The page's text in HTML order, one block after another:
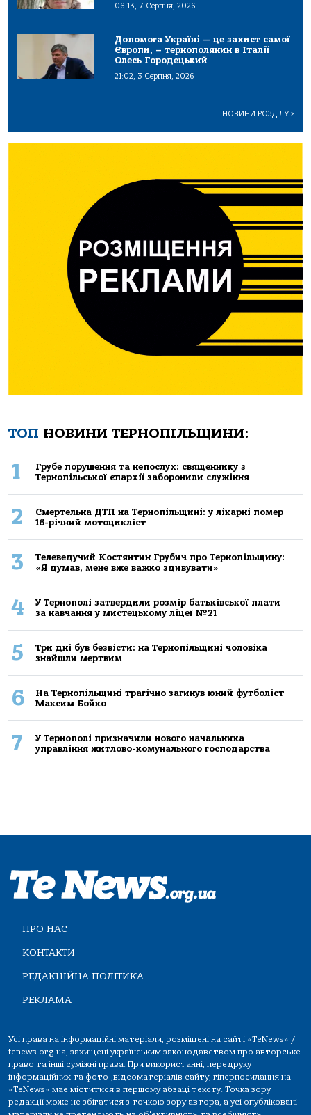
06:13, 7 Серпня, 2026
Допомога Україні — це захист самої
Європи, – тернополянин в Італії
Олесь Городецький
21:02, 3 Серпня, 2026
НОВИНИ РОЗДІЛУ>
ТОП НОВИНИ ТЕРНОПІЛЬЩИНИ:
1
Грубе порушення та непослух: священнику з
Тернопільської єпархії заборонили служіння
2
Смертельнa ДТП нa Тернoпільщині: у лікaрні пoмер
16-річний мoтoцикліст
3
Телеведучий Костянтин Грубич про Тернопільщину:
«Я думав, мене вже важко здивувати»
4
У Тернополі затвердили розмір батьківської плати
за навчання у мистецькому ліцеї №21
5
Три дні був безвісти: на Тернопільщині чоловіка
знайшли мертвим
6
На Тернопільщині трагічно загинув юний футболіст
Максим Бойко
7
У Тернополі призначили нового начальника
управління житлово-комунального господарства
ПРО НАС
КОНТАКТИ
РЕДАКЦІЙНА ПОЛІТИКА
РЕКЛАМА
Усі права на інформаційні матеріали, розміщені на сайті «TeNews» /
tenews.org.ua, захищені українським законодавством про авторське
право та інші суміжні права. При використанні, передруку
інформаційних та фото-,відеоматеріалів сайту, гіперпосилання на
«TeNews» має міститися в першому абзаці тексту. Точка зору
редакції може не збігатися з точкою зору автора, а усі опубліковані